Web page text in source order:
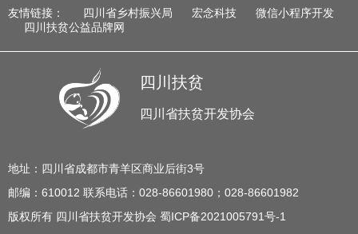
友情链接： 四川省乡村振兴局 宏念科技
微信小程序开发
四川扶贫公益品牌网
四川扶贫
四川省扶贫开发协会
地址：四川省成都市青羊区商业后街3号
邮编：610012 联系电话：028-86601980；028-86601982
版权所有 四川省扶贫开发协会 蜀ICP备2021005791号-1